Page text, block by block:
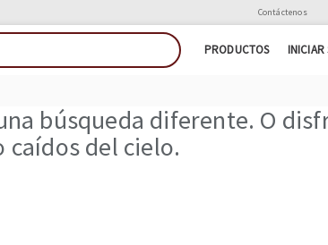
Contáctenos
PRODUCTOS INICIAR
búsqueda diferente. O
caídos del cielo.